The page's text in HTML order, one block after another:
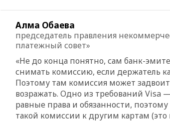
Алма Обаева
председатель правления
платежный совет»
«Не до конца понятно, сам банк-
снимать комиссию, если держатель
Поэтому там комиссия может
возражать. Одно из требований Visa
равные права и обязанности,
такой комиссии к другим картам (это